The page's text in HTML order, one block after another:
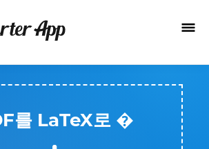
를 LaTeX로 �